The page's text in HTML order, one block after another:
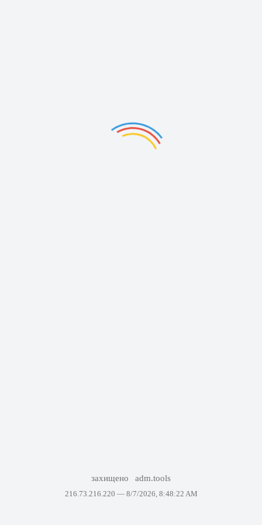
захищено adm.tools
216.73.216.220 — 8/7/2026, 8:48:22 AM